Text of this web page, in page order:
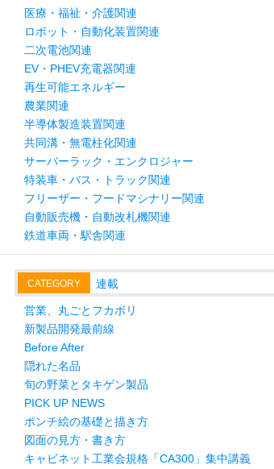
医療・福祉・介護関連
ロボット・自動化装置関連
二次電池関連
EV・PHEV充電器関連
再生可能エネルギー
農業関連
半導体製造装置関連
共同溝・無電柱化関連
サーバーラック・エンクロジャー
特装車・バス・トラック関連
フリーザー・フードマシナリー関連
自動販売機・自動改札機関連
鉄道車両・駅舎関連
CATEGORY 連載
営業、丸ごとフカボリ
新製品開発最前線
Before After
隠れた名品
旬の野菜とタキゲン製品
PICK UP NEWS
ポンチ絵の基礎と描き方
図面の見方・書き方
キャビネット工業会規格「CA300」集中講義